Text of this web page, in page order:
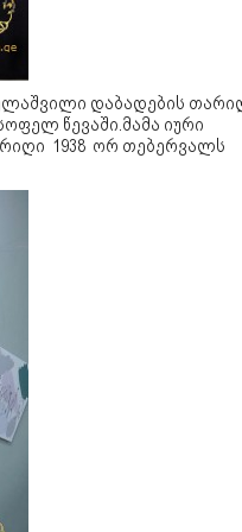
დაბადების
წევაში.მამა იური
1938 ორ თებერვალს